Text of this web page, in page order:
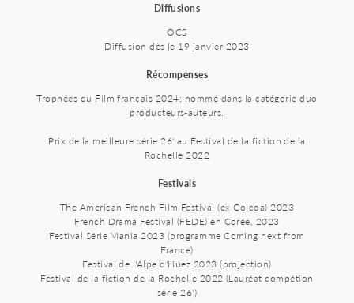
Diffusions
OCS
Diffusion dès le 19 janvier 2023
Récompenses
Trophées du Film français 2024: nommé dans la catégorie duo
producteurs-auteurs.
Prix de la meilleure série 26' au Festival de la fiction de la
Rochelle 2022
Festivals
The American French Film Festival (ex Colcoa) 2023
French Drama Festival (FEDE) en Corée, 2023
Festival Série Mania 2023 (programme Coming next from
France)
Festival de l'Alpe d'Huez 2023 (projection)
Festival de la fiction de la Rochelle 2022 (Lauréat compétion
série 26')